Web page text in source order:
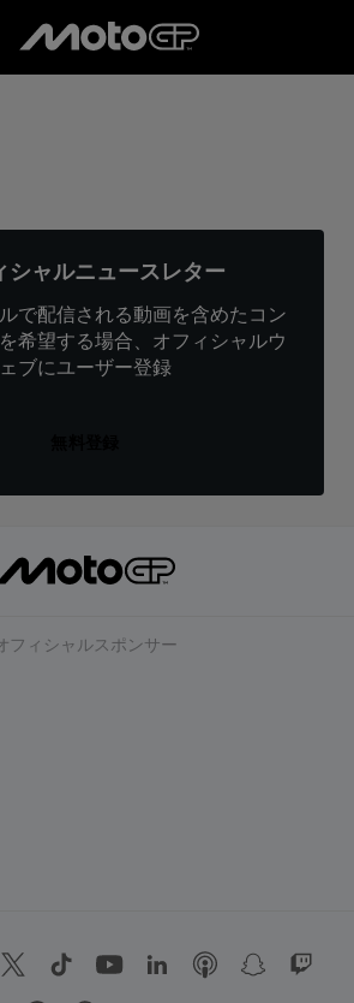
シャルニュースレター
で配信される動画を含めたコン
希望する場合、オフィシャルウ
ェブにユーザー登録
フィシャルスポンサー